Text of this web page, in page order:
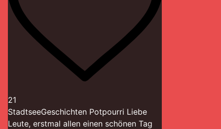
21
StadtseeGeschichten Potpourri Liebe
Leute, erstmal allen einen schönen Tag